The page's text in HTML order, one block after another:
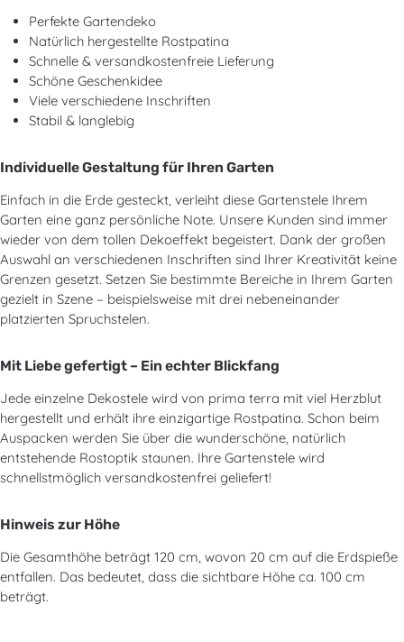
Perfekte Gartendeko
Natürlich hergestellte Rostpatina
Schnelle & versandkostenfreie Lieferung
Schöne Geschenkidee
Viele verschiedene Inschriften
Stabil & langlebig
Individuelle Gestaltung für Ihren Garten
Einfach in die Erde gesteckt, verleiht diese Gartenstele Ihrem
Garten eine ganz persönliche Note. Unsere Kunden sind immer
wieder von dem tollen Dekoeffekt begeistert. Dank der großen
Auswahl an verschiedenen Inschriften sind Ihrer Kreativität keine
Grenzen gesetzt. Setzen Sie bestimmte Bereiche in Ihrem Garten
gezielt in Szene – beispielsweise mit drei nebeneinander
platzierten Spruchstelen.
Mit Liebe gefertigt – Ein echter Blickfang
Jede einzelne Dekostele wird von prima terra mit viel Herzblut
hergestellt und erhält ihre einzigartige Rostpatina. Schon beim
Auspacken werden Sie über die wunderschöne, natürlich
entstehende Rostoptik staunen. Ihre Gartenstele wird
schnellstmöglich versandkostenfrei geliefert!
Hinweis zur Höhe
Die Gesamthöhe beträgt 120 cm, wovon 20 cm auf die Erdspieße
entfallen. Das bedeutet, dass die sichtbare Höhe ca. 100 cm
beträgt.